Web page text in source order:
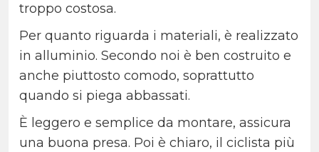
troppo costosa.
Per quanto riguarda i materiali, è realizzato
in alluminio. Secondo noi è ben costruito e
anche piuttosto comodo, soprattutto
quando si piega abbassati.
È leggero e semplice da montare, assicura
una buona presa. Poi è chiaro, il ciclista più